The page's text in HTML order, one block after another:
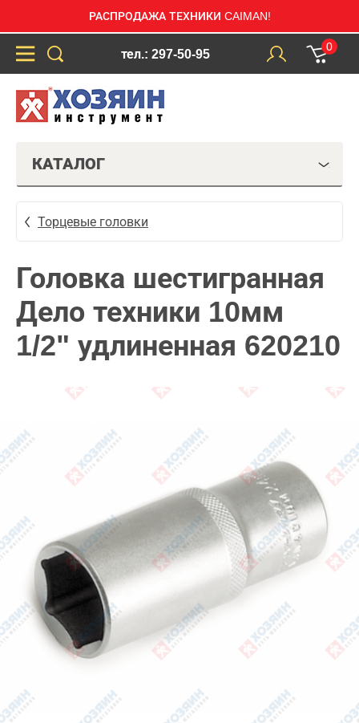
РАСПРОДАЖА ТЕХНИКИ CAIMAN!
тел.: 297-50-95
0
КАТАЛОГ
Торцевые головки
Головка шестигранная
Дело техники 10мм
1/2" удлиненная 620210